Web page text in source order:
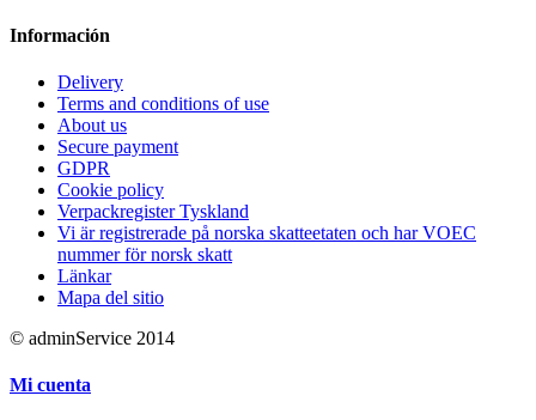
Información
Delivery
Terms and conditions of use
About us
Secure payment
GDPR
Cookie policy
Verpackregister Tyskland
Vi är registrerade på norska skatteetaten och har VOEC
nummer för norsk skatt
Länkar
Mapa del sitio
© adminService 2014
Mi cuenta